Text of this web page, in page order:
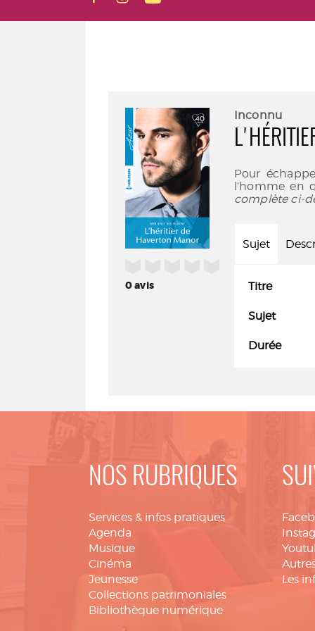
0avis
Inconnu
Pour
l’homme en
complète ci-
Sujet
Titre
Sujet
Durée
NOS RUBRIQUES
Services & infos pratiques
Agenda
Musique
Cinéma
Jeunesse
Collections patrimoniales
Bibliothèque numérique
Les